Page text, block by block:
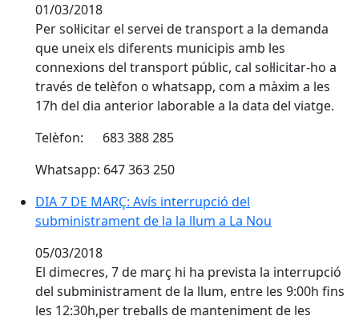
01/03/2018
Per sol·licitar el servei de transport a la demanda
que uneix els diferents municipis amb les
connexions del transport públic, cal sol·licitar-ho a
través de telèfon o whatsapp, com a màxim a les
17h del dia anterior laborable a la data del viatge.
Telèfon: 683 388 285
Whatsapp: 647 363 250
DIA 7 DE MARÇ: Avís interrupció del
subministrament de la la llum a La Nou
05/03/2018
El dimecres, 7 de març hi ha prevista la interrupció
del subministrament de la llum, entre les 9:00h fins
les 12:30h,per treballs de manteniment de les